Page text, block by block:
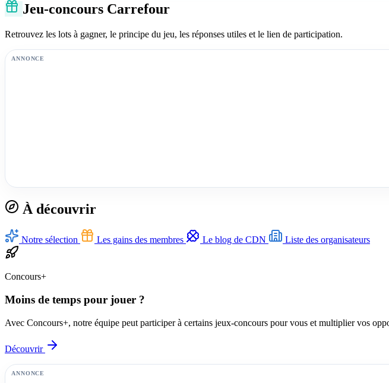
Jeu-concours Carrefour
Retrouvez les lots à gagner, le principe du jeu, les réponses utiles et le lien de participation.
ANNONCE
À découvrir
Notre sélection Les gains des membres Le blog de CDN Liste des organisateurs
Concours+
Moins de temps pour jouer ?
Avec Concours+, notre équipe peut participer à certains jeux-concours pour vous et multiplier vos
Découvrir
ANNONCE